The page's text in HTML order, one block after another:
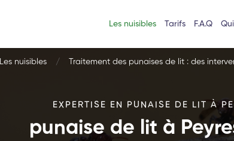
Les nuisibles Tarifs F.A.Q
Les nuisibles Traitement des punaises de lit : des
EXPERTISE EN PUNAISE DE LIT À
punaise de lit à